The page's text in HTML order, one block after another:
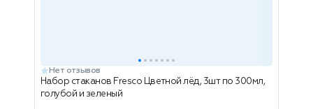
Нет отзывов
Набор стаканов Fresco Цветной лёд, 3шт по 300мл,
голубой и зеленый